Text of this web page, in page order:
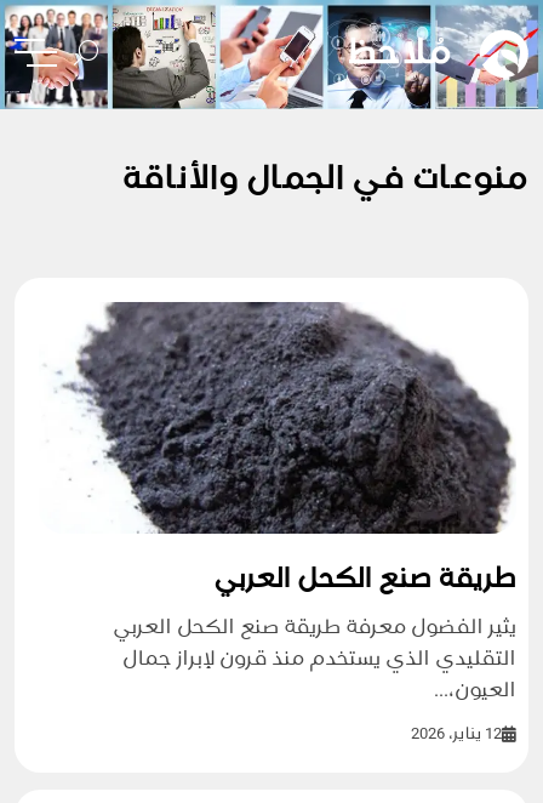
منوعات في الجمال والأناقة
طريقة صنع الكحل العربي
يثير الفضول معرفة طريقة صنع الكحل العربي
التقليدي الذي يستخدم منذ قرون لإبراز جمال
العيون،...
12 يناير، 2026